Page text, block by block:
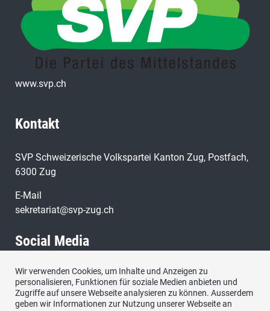
www.svp.ch
Kontakt
SVP Schweizerische Volkspartei Kanton Zug, Postfach,
6300 Zug
E-Mail
sekretariat@svp-zug.ch
Social Media
Besuchen Sie uns bei:
Wir verwenden Cookies, um Inhalte und Anzeigen zu
personalisieren, Funktionen für soziale Medien anbieten und
Zugriffe auf unsere Webseite analysieren zu können. Ausserdem
geben wir Informationen zur Nutzung unserer Webseite an